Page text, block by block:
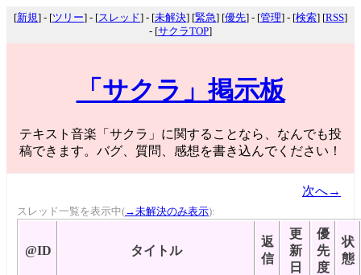
[新規] - [ツリー] - [スレッド] - [未解決] [緊急] [優先] - [管理] - [検索] [RSS]
- [サクラTOP]
「サクラ」掲示板
テキスト音楽「サクラ」に関することなら、なんでも投
稿できます。バグ、質問、感想を書き込んでください！
次へ→
スレッド一覧を表示中(→未解決のみ表示):
@ID タイトル
返
信
更
新
日
優
先
度
状
態